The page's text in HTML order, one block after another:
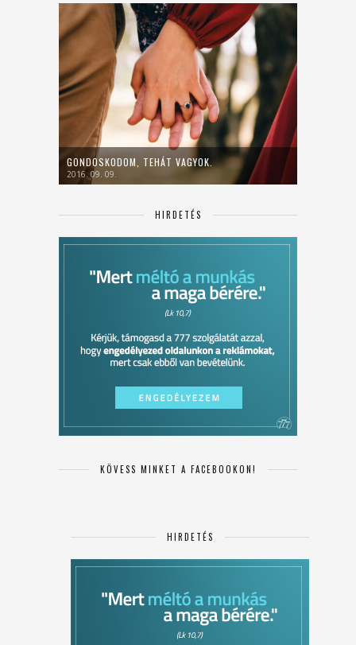
GONDOSKODOM, TEHÁT VAGYOK.
2016. 09. 09.
HIRDETÉS
KÖVESS MINKET A FACEBOOKON!
HIRDETÉS